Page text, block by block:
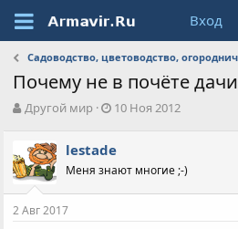
Вход
Садоводство, цветоводство,
Почему не в почёте
А
о
р
т
е
Другой мир
Д
а
н
10 Ноя 2012
lestade
Меня знают многие ;-)
2 Авг 2017